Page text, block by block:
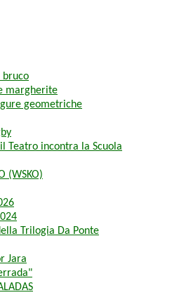
bruco
margherite
geometriche
il Teatro incontra la Scuola
(WSKO)
Trilogia Da Ponte
Jara